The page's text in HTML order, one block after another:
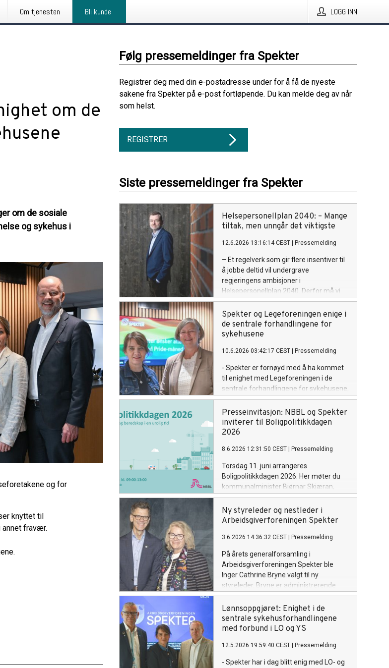
Om tjenesten Bli kunde LOGG INN
om de
om de sosiale
og sykehus i
og for
knyttet til
annet fravær.
Følg pressemeldinger fra Spekter
Registrer deg med din e-postadresse under for å få de nyeste
sakene fra Spekter på e-post fortløpende. Du kan melde deg av når
som helst.
REGISTRER
Siste pressemeldinger fra Spekter
Helsepersonellplan 2040: – Mange
tiltak, men unngår det viktigste
12.6.2026 13:16:14 CEST Pressemelding
– Et regelverk som gir flere insentiver til
å jobbe deltid vil undergrave
regjeringens ambisjoner i
Helsepersonellplan 2040. Derfor må vi
bruke det juridiske handlingsrommet og
videreføre gjeldende norsk lovverk for å
unngå overtidsbetaling på mertid, sier
Odd Erik Stende, viseadministrerende
Spekter og Legeforeningen enige i
de sentrale forhandlingene for
sykehusene
10.6.2026 03:42:17 CEST Pressemelding
- Spekter er fornøyd med å ha kommet
til enighet med Legeforeningen i de
sentrale forhandlingene for sykehusene,
sier Spekters administrerende direktør
Anne-Kari Bratten.
Presseinvitasjon: NBBL og Spekter
inviterer til Boligpolitikkdagen
2026
8.6.2026 12:31:50 CEST Pressemelding
Torsdag 11. juni arrangeres
Boligpolitikkdagen 2026. Her møter du
kommunalminister Bjørnar Skjæran,
velferdsdirektør Nina Tangnæs Grønvold
i NAV, konserndirektør Øistein Gamst
Sandlie i OBOS, sjeføkonomi Erling Røed
partier.
Ny styreleder og nestleder i
Arbeidsgiverforeningen Spekter
3.6.2026 14:36:32 CEST Pressemelding
På årets generalforsamling i
Arbeidsgiverforeningen Spekter ble
Inger Cathrine Bryne valgt til ny
styreleder. Bryne er administrerende
direktør i Helse Vest RHF. Petter-Børre
Furberg, konsernsjef i Posten Bring AS,
ble valgt til ny nestleder.
Lønnsoppgjøret: Enighet i de
sentrale sykehusforhandlingene
med forbund i LO og YS
12.5.2026 19:59:40 CEST Pressemelding
- Spekter har i dag blitt enig med LO- og